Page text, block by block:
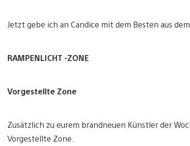
Jetzt gebe ich an Candice mit dem Besten aus dem
RAMPENLICHT -ZONE
Vorgestellte Zone
Zusätzlich zu eurem brandneuen Künstler der
Vorgestellte Zone.